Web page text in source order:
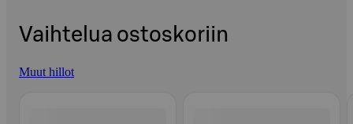
Vaihtelua ostoskoriin
Muut hillot